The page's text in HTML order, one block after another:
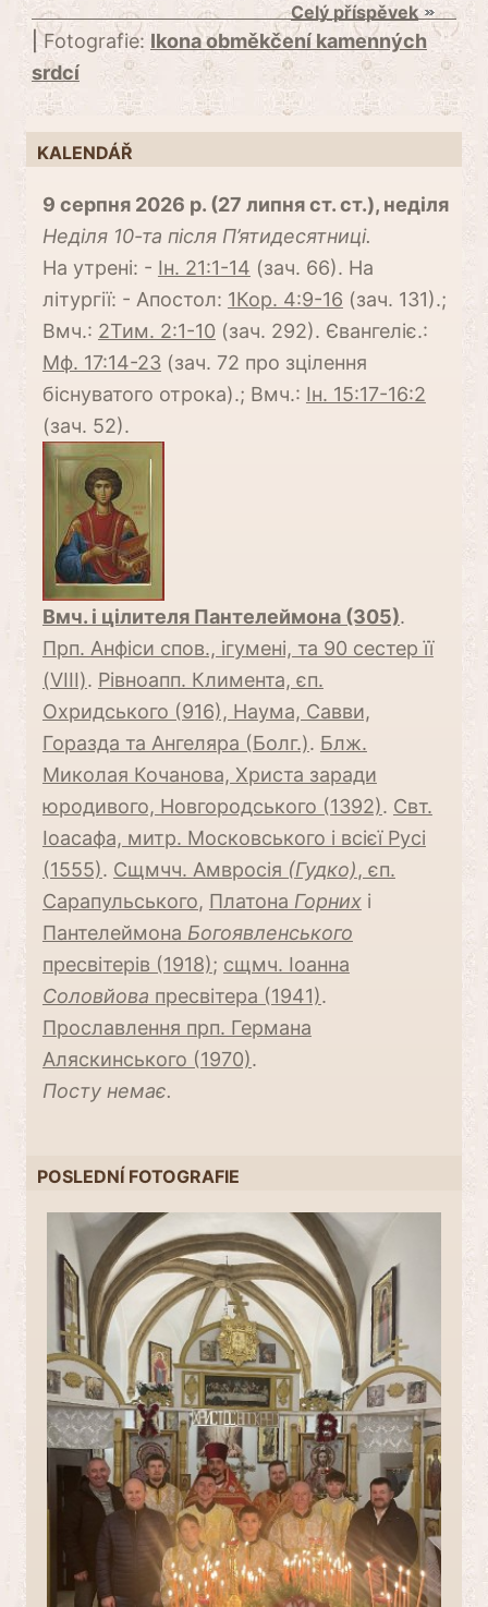
Celý příspěvek
|Fotografie: Ikona obměkčení kamenných
srdcí
KALENDÁŘ
9 серпня 2026 р. (27 липня ст. ст.), неділя
Неділя 10-та після П’ятидесятниці.
На утрені: - Ін. 21:1-14 (зач. 66). На
літургії: - Апостол: 1Кор. 4:9-16 (зач. 131).;
Вмч.: 2Тим. 2:1-10 (зач. 292). Євангеліє.:
Мф. 17:14-23 (зач. 72 про зцілення
біснуватого отрока).; Вмч.: Ін. 15:17-16:2
(зач. 52).
Вмч. і цілителя Пантелеймона (305).
Прп. Анфіси спов., ігумені, та 90 сестер її
(VIII). Рівноапп. Климента, єп.
Охридського (916), Наума, Савви,
Горазда та Ангеляра (Болг.). Блж.
Миколая Кочанова, Христа заради
юродивого, Новгородського (1392). Свт.
Іоасафа, митр. Московського і всієї Русі
(1555). Сщмчч. Амвросія (Гудко), єп.
Сарапульського, Платона Горнихі
Пантелеймона Богоявленського
пресвітерів (1918); сщмч. Іоанна
Соловйова пресвітера (1941).
Прославлення прп. Германа
Аляскинського (1970).
Посту немає.
POSLEDNÍ FOTOGRAFIE